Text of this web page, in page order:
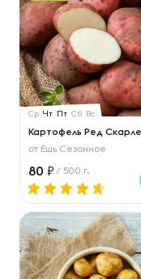
Ср Чт Пт Сб Вс
Картофель Ред
от Ешь Сезонное
80 / 500 г.